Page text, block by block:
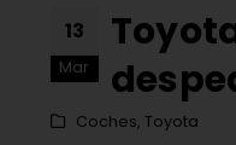
13
Mar
Coches,Toyota